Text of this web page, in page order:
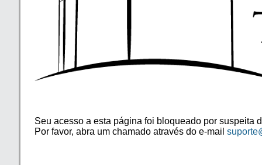
Seu acesso a esta página foi bloqueado por suspeita
Por favor, abra um chamado através do e-mail